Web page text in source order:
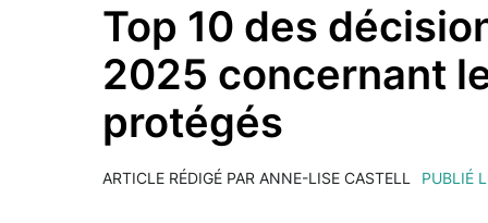
Top 10 des
2025 concernant
protégés
ARTICLE RÉDIGÉ PAR ANNE-LISE CASTELL PUBLIÉ